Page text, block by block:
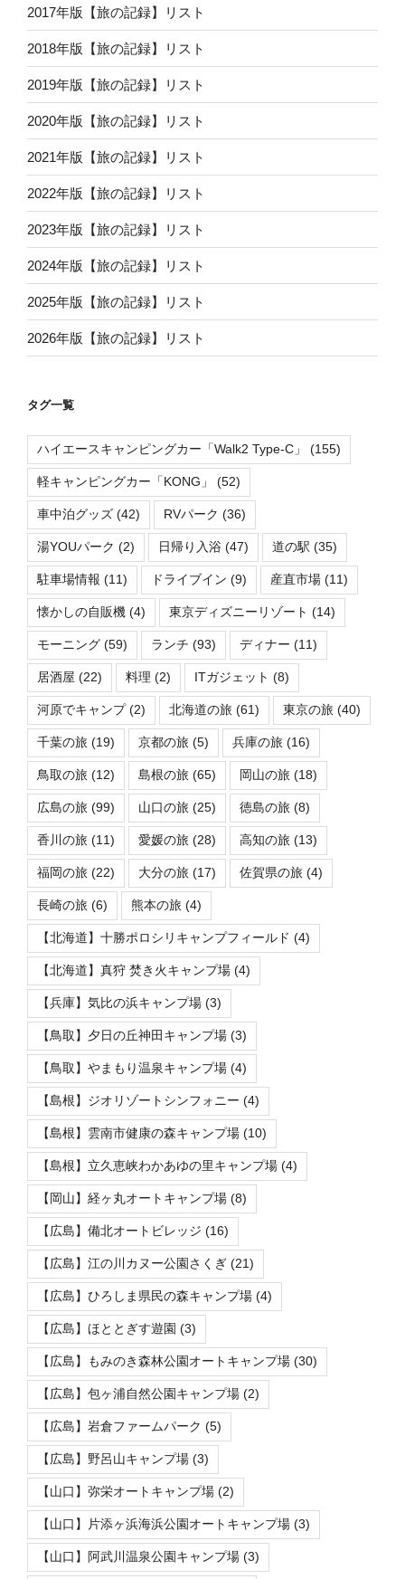
2017年版【旅の記録】リスト
2018年版【旅の記録】リスト
2019年版【旅の記録】リスト
2020年版【旅の記録】リスト
2021年版【旅の記録】リスト
2022年版【旅の記録】リスト
2023年版【旅の記録】リスト
2024年版【旅の記録】リスト
2025年版【旅の記録】リスト
2026年版【旅の記録】リスト
タグ一覧
ハイエースキャンピングカー「Walk2 Type-C」 (155)
軽キャンピングカー「KONG」 (52)
車中泊グッズ (42) RVパーク (36)
湯YOUパーク (2) 日帰り入浴 (47) 道の駅 (35)
駐車場情報 (11) ドライブイン (9) 産直市場 (11)
懐かしの自販機 (4) 東京ディズニーリゾート (14)
モーニング (59) ランチ (93) ディナー (11)
居酒屋 (22) 料理 (2) ITガジェット (8)
河原でキャンプ(2) 北海道の旅 (61) 東京の旅 (40)
千葉の旅 (19) 京都の旅 (5) 兵庫の旅 (16)
鳥取の旅 (12) 島根の旅 (65) 岡山の旅 (18)
広島の旅 (99) 山口の旅 (25) 徳島の旅 (8)
香川の旅 (11) 愛媛の旅 (28) 高知の旅 (13)
福岡の旅 (22) 大分の旅 (17) 佐賀県の旅 (4)
長崎の旅 (6) 熊本の旅 (4)
【北海道】十勝ポロシリキャンプフィールド (4)
【北海道】真狩 焚き火キャンプ場 (4)
【兵庫】気比の浜キャンプ場 (3)
【鳥取】夕日の丘神田キャンプ場 (3)
【鳥取】やまもり温泉キャンプ場 (4)
【島根】ジオリゾートシンフォニー (4)
【島根】雲南市健康の森キャンプ場 (10)
【島根】立久恵峡わかあゆの里キャンプ場 (4)
【岡山】経ヶ丸オートキャンプ場 (8)
【広島】備北オートビレッジ (16)
【広島】江の川カヌー公園さくぎ (21)
【広島】ひろしま県民の森キャンプ場 (4)
【広島】ほととぎす遊園 (3)
【広島】もみのき森林公園オートキャンプ場 (30)
【広島】包ヶ浦自然公園キャンプ場 (2)
【広島】岩倉ファームパーク (5)
【広島】野呂山キャンプ場 (3)
【山口】弥栄オートキャンプ場 (2)
【山口】片添ヶ浜海浜公園オートキャンプ場 (3)
【山口】阿武川温泉公園キャンプ場 (3)